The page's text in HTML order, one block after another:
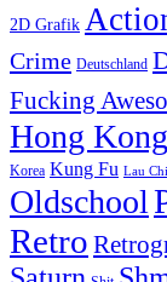
2D Grafik
Crime Deutschland
Fucking
Hong Kong
Korea Kung Fu Lau
Oldschool
Retro